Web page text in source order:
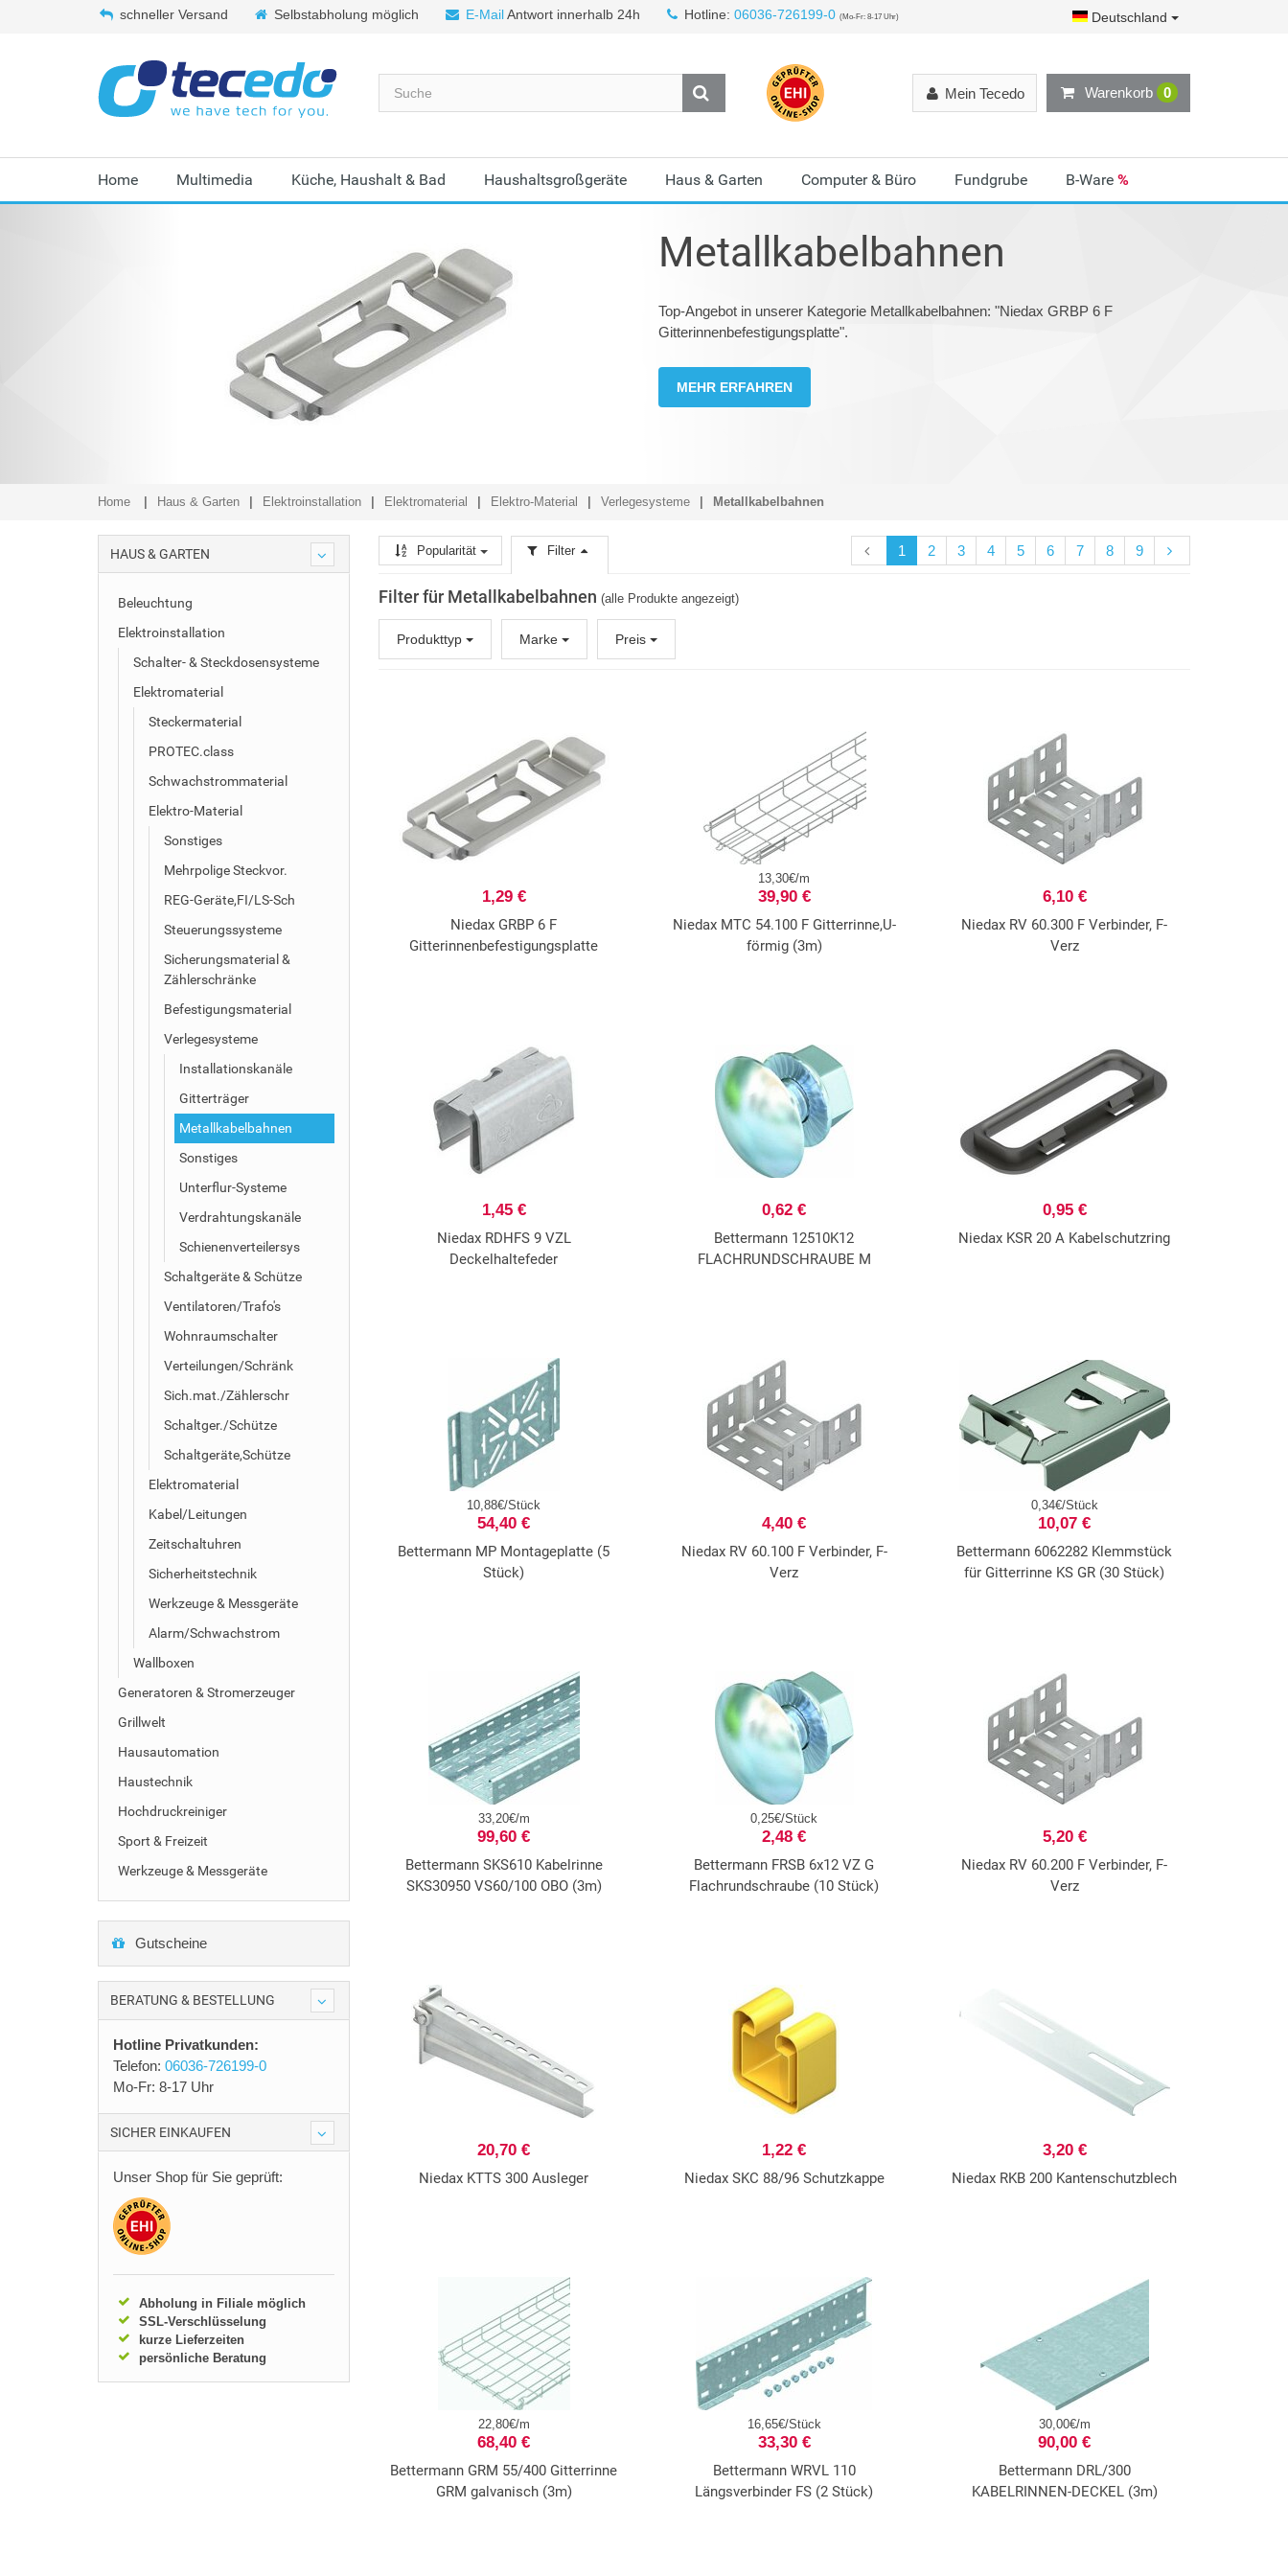
schneller Versand Selbstabholung möglich E-MailAntwort innerhalb 24h Hotline: 06036-726199-0 (Mo-Fr: 8-17 Uhr) Deutschland
Warenkorb 0
Mein Tecedo
Home Multimedia Küche, Haushalt & Bad Haushaltsgroßgeräte Haus & Garten Computer & Büro Fundgrube B-Ware %
Metallkabelbahnen
Top-Angebot in unserer Kategorie Metallkabelbahnen: "Niedax GRBP 6 F
Gitterinnenbefestigungsplatte".
MEHR ERFAHREN
Home Haus & Garten Elektroinstallation Elektromaterial Elektro-Material Verlegesysteme Metallkabelbahnen
HAUS & GARTEN
Beleuchtung
Elektroinstallation
Schalter- & Steckdosensysteme
Elektromaterial
Steckermaterial
PROTEC.class
Schwachstrommaterial
Elektro-Material
Sonstiges
Mehrpolige Steckvor.
REG-Geräte,FI/LS-Sch
Steuerungssysteme
Sicherungsmaterial &
Zählerschränke
Befestigungsmaterial
Verlegesysteme
Installationskanäle
Gitterträger
Metallkabelbahnen
Sonstiges
Unterflur-Systeme
Verdrahtungskanäle
Schienenverteilersys
Schaltgeräte & Schütze
Ventilatoren/Trafo's
Wohnraumschalter
Verteilungen/Schränk
Sich.mat./Zählerschr
Schaltger./Schütze
Schaltgeräte,Schütze
Elektromaterial
Kabel/Leitungen
Zeitschaltuhren
Sicherheitstechnik
Werkzeuge & Messgeräte
Alarm/Schwachstrom
Wallboxen
Generatoren & Stromerzeuger
Grillwelt
Hausautomation
Haustechnik
Hochdruckreiniger
Sport & Freizeit
Werkzeuge & Messgeräte
Gutscheine
BERATUNG & BESTELLUNG
Hotline Privatkunden:
Telefon: 06036-726199-0
Mo-Fr: 8-17 Uhr
SICHER EINKAUFEN
Unser Shop für Sie geprüft:
Abholung in Filiale möglich
SSL-Verschlüsselung
kurze Lieferzeiten
persönliche Beratung
1 2 3 4 5 6 7 8 9
Popularität Filter
Filter für Metallkabelbahnen (alle Produkte angezeigt)
Produkttyp Marke Preis
1,29 €
Niedax GRBP 6 F
Gitterinnenbefestigungsplatte
13,30€/m
39,90 €
Niedax MTC 54.100 F Gitterrinne,U-
förmig (3m)
6,10 €
Niedax RV 60.300 F Verbinder, F-
Verz
1,45 €
Niedax RDHFS 9 VZL
Deckelhaltefeder
0,62 €
Bettermann 12510K12
FLACHRUNDSCHRAUBE M
0,95 €
Niedax KSR 20 A Kabelschutzring
10,88€/Stück
54,40 €
Bettermann MP Montageplatte (5
Stück)
4,40 €
Niedax RV 60.100 F Verbinder, F-
Verz
0,34€/Stück
10,07 €
Bettermann 6062282 Klemmstück
für Gitterrinne KS GR (30 Stück)
33,20€/m
99,60 €
Bettermann SKS610 Kabelrinne
SKS30950 VS60/100 OBO (3m)
0,25€/Stück
2,48 €
Bettermann FRSB 6x12 VZ G
Flachrundschraube (10 Stück)
5,20 €
Niedax RV 60.200 F Verbinder, F-
Verz
20,70 €
Niedax KTTS 300 Ausleger
1,22 €
Niedax SKC 88/96 Schutzkappe
3,20 €
Niedax RKB 200 Kantenschutzblech
22,80€/m
68,40 €
Bettermann GRM 55/400 Gitterrinne
GRM galvanisch (3m)
16,65€/Stück
33,30 €
Bettermann WRVL 110
Längsverbinder FS (2 Stück)
30,00€/m
90,00 €
Bettermann DRL/300
KABELRINNEN-DECKEL (3m)